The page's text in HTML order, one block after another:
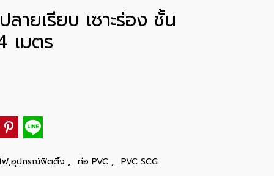
ายเรียบ เซาะร่อง ชั้น
เมตร
ฟ,อุปกรณ์ฟิตติ้ง , ท่อ PVC , PVC SCG